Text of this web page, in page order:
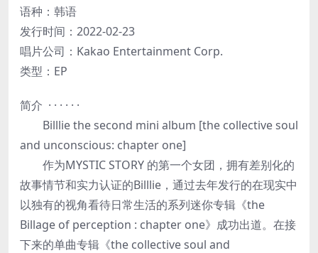
语种：韩语
发行时间：2022-02-23
唱片公司：Kakao Entertainment Corp.
类型：EP
简介 · · · · · ·
Billlie the second mini album [the collective soul
and unconscious: chapter one]
作为MYSTIC STORY 的第一个女团，拥有差别化的
故事情节和实力认证的Billlie，通过去年发行的在现实中
以独有的视角看待日常生活的系列迷你专辑《the
Billage of perception : chapter one》成功出道。在接
下来的单曲专辑《the collective soul and